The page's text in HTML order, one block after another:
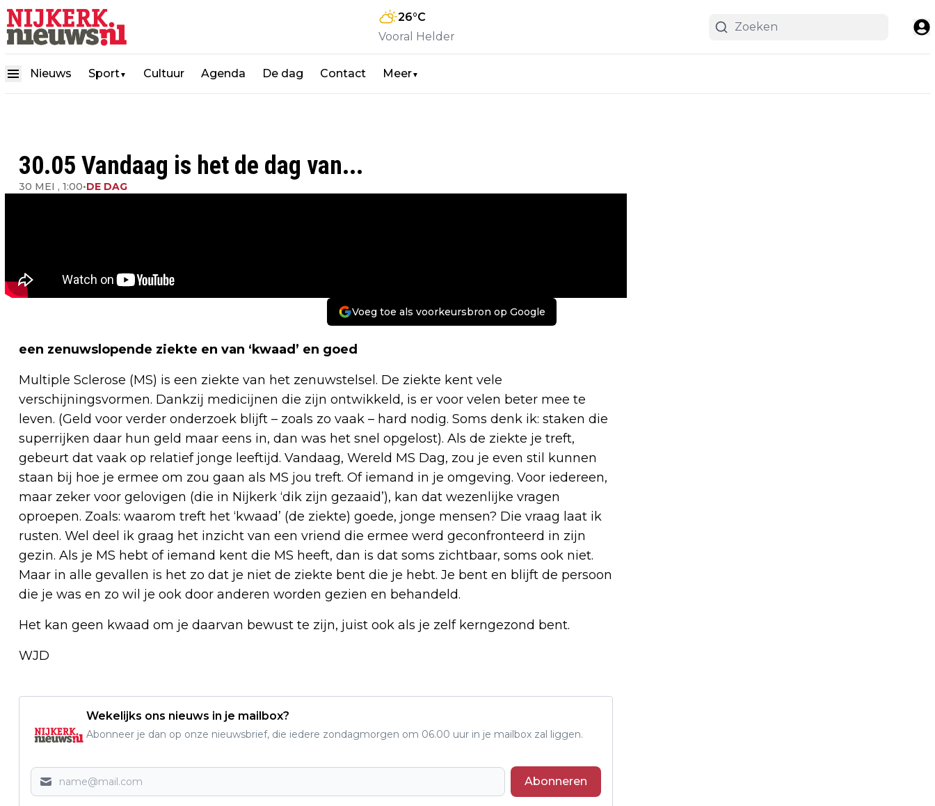
26°C
Vooral Helder
Nieuws Sport▼ Cultuur Agenda De dag Contact Meer▼
30.05 Vandaag is het de dag van...
30 MEI , 1:00•DE DAG
Voeg toe als voorkeursbron op Google
een zenuwslopende ziekte en van ‘kwaad’ en goed
Multiple Sclerose (MS) is een ziekte van het zenuwstelsel. De ziekte kent vele
verschijningsvormen. Dankzij medicijnen die zijn ontwikkeld, is er voor velen beter mee te
leven. (Geld voor verder onderzoek blijft – zoals zo vaak – hard nodig. Soms denk ik: staken die
superrijken daar hun geld maar eens in, dan was het snel opgelost). Als de ziekte je treft,
gebeurt dat vaak op relatief jonge leeftijd. Vandaag, Wereld MS Dag, zou je even stil kunnen
staan bij hoe je ermee om zou gaan als MS jou treft. Of iemand in je omgeving. Voor iedereen,
maar zeker voor gelovigen (die in Nijkerk ‘dik zijn gezaaid’), kan dat wezenlijke vragen
oproepen. Zoals: waarom treft het ‘kwaad’ (de ziekte) goede, jonge mensen? Die vraag laat ik
rusten. Wel deel ik graag het inzicht van een vriend die ermee werd geconfronteerd in zijn
gezin. Als je MS hebt of iemand kent die MS heeft, dan is dat soms zichtbaar, soms ook niet.
Maar in alle gevallen is het zo dat je niet de ziekte bent die je hebt. Je bent en blijft de persoon
die je was en zo wil je ook door anderen worden gezien en behandeld.
Het kan geen kwaad om je daarvan bewust te zijn, juist ook als je zelf kerngezond bent.
WJD
Wekelijks ons nieuws in je mailbox?
Abonneer je dan op onze nieuwsbrief, die iedere zondagmorgen om 06.00 uur in je mailbox zal liggen.
Abonneren